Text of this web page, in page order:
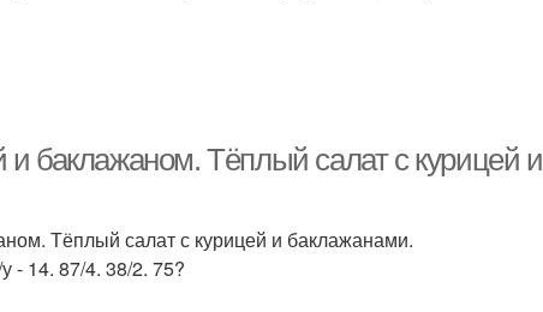
и баклажаном. Тёплый салат с курицей и
Тёплый салат с курицей и баклажанами.
- 14. 87/4. 38/2. 75?